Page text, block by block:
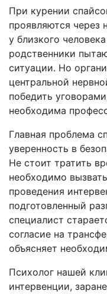
При курении
проявляются через
у близкого
родственники
ситуации. Но
центральной
победить
необходима
Главная проблема
уверенность в
Не стоит тратить
необходимо
проведения
подготовленный
специалист
согласие на
объясняет
Психолог нашей
интервенции,